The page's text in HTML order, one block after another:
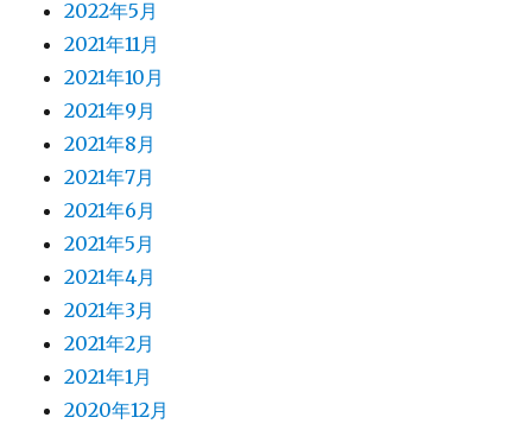
2022年5月
2021年11月
2021年10月
2021年9月
2021年8月
2021年7月
2021年6月
2021年5月
2021年4月
2021年3月
2021年2月
2021年1月
2020年12月